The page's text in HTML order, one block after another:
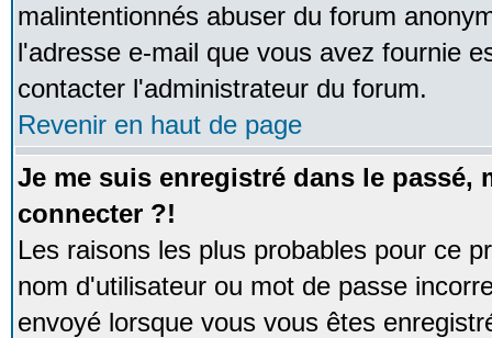
malintentionnés abuser du forum
l'adresse e-mail que vous avez fournie
contacter l'administrateur du forum.
Revenir en haut de page
Je me suis enregistré dans le passé,
connecter ?!
Les raisons les plus probables pour ce
nom d'utilisateur ou mot de passe
envoyé lorsque vous vous êtes